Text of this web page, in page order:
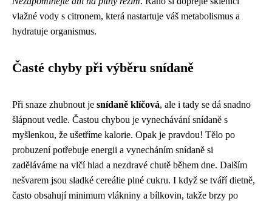
vlažné vody s citronem, která nastartuje váš metabolismus a
hydratuje organismus.
Časté chyby při výběru snídaně
Při snaze zhubnout je snídaně klíčová, ale i tady se dá snadno
šlápnout vedle. Častou chybou je vynechávání snídaně s
myšlenkou, že ušetříme kalorie. Opak je pravdou! Tělo po
probuzení potřebuje energii a vynecháním snídaně si
zaděláváme na vlčí hlad a nezdravé chutě během dne. Dalším
nešvarem jsou sladké cereálie plné cukru. I když se tváří dietně,
často obsahují minimum vlákniny a bílkovin, takže brzy po